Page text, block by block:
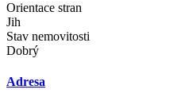
Orientace stran
Jih
Stav nemovitosti
Dobrý
Adresa